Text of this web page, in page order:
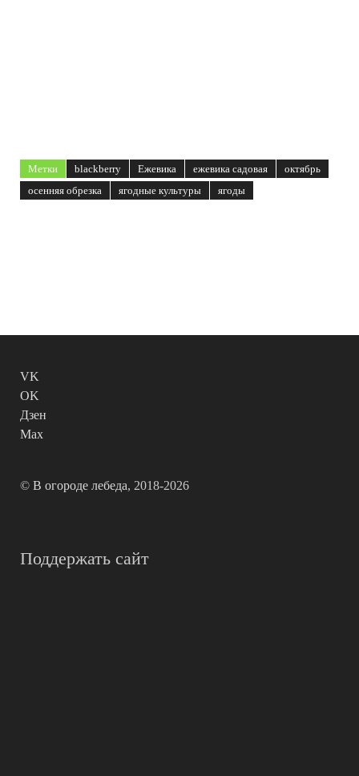
Метки blackberry Ежевика ежевика садовая
октябрь
осенняя обрезка
ягодные культуры ягоды
VK
OK
Дзен
Max
© В огороде лебеда, 2018-2026
Поддержать сайт